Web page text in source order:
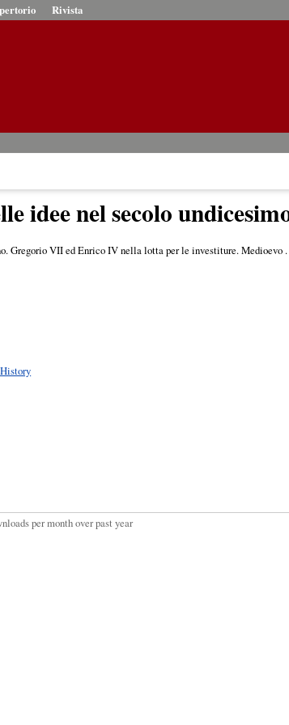
Rivista
idee nel secolo
Gregorio VII ed Enrico IV nella lotta per le investiture. Medioevo .
per month over past year